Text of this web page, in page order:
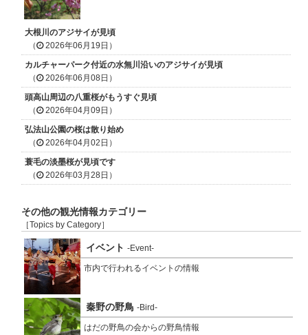
大根川のアジサイが見頃
（
2026年06月19日）
カルチャーパーク付近の水無川沿いのアジサイが見頃
（
2026年06月08日）
頭高山周辺の八重桜がもうすぐ見頃
（
2026年04月09日）
弘法山公園の桜は散り始め
（
2026年04月02日）
蓑毛の淡墨桜が見頃です
（
2026年03月28日）
その他の観光情報カテゴリー
［Topics by Category］
イベント -Event-
市内で行われるイベントの情報
秦野の野鳥 -Bird-
はだの野鳥の会からの野鳥情報